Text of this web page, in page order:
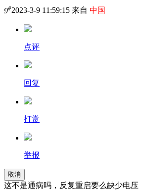
9#2023-3-9 11:59:15 来自 中国
点评
回复
打赏
举报
取消
这不是通病吗，反复重启要么缺少电压